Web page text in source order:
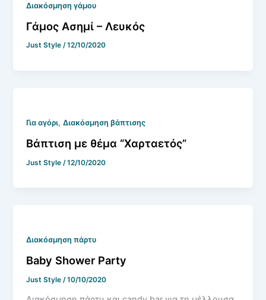
Διακόσμηση γάμου
Γάμος Ασημί – Λευκός
Just Style/12/10/2020
Για αγόρι,Διακόσμηση βάπτισης
Βάπτιση με θέμα “Χαρταετός”
Just Style /12/10/2020
Διακόσμηση πάρτυ
Baby Shower Party
Just Style /10/10/2020